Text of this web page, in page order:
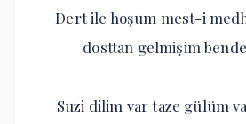
Dert ile hoşum mest-i
dosttan gelmişim
Suzi dilim var taze gülüm